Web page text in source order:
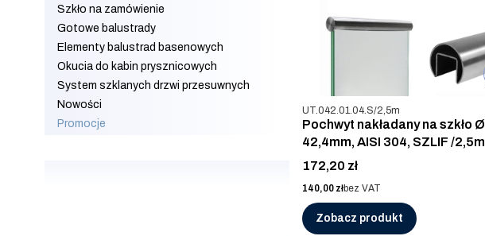
Szkło na zamówienie
Gotowe balustrady
Elementy balustrad basenowych
Okucia do kabin prysznicowych
System szklanych drzwi przesuwnych
Nowości
Promocje
Kod produktu
UT.042.01.04.S/2,5m
Pochwyt nakładany na szkło Ø
42,4mm, AISI 304, SZLIF /2,5m
Cena
172,20 zł
Cena
140,00 złbez VAT
Zobacz produkt